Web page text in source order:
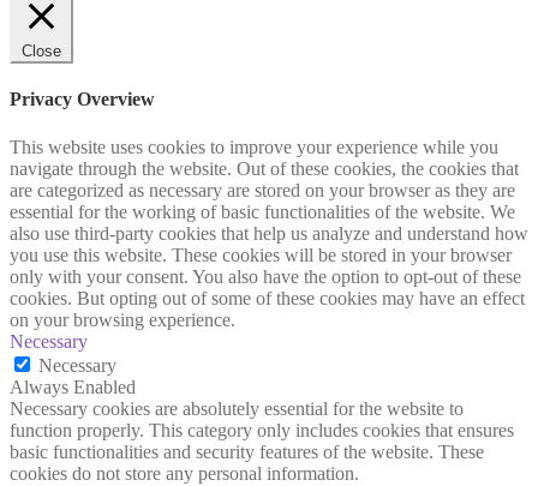
Close
Privacy Overview
This website uses cookies to improve your experience while you
navigate through the website. Out of these cookies, the cookies that
are categorized as necessary are stored on your browser as they are
essential for the working of basic functionalities of the website. We
also use third-party cookies that help us analyze and understand how
you use this website. These cookies will be stored in your browser
only with your consent. You also have the option to opt-out of these
cookies. But opting out of some of these cookies may have an effect
on your browsing experience.
Necessary
Necessary
Always Enabled
Necessary cookies are absolutely essential for the website to
function properly. This category only includes cookies that ensures
basic functionalities and security features of the website. These
cookies do not store any personal information.